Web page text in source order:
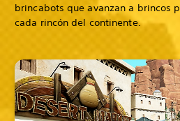
brincabots que avanzan a brincos
cada rincón del continente.